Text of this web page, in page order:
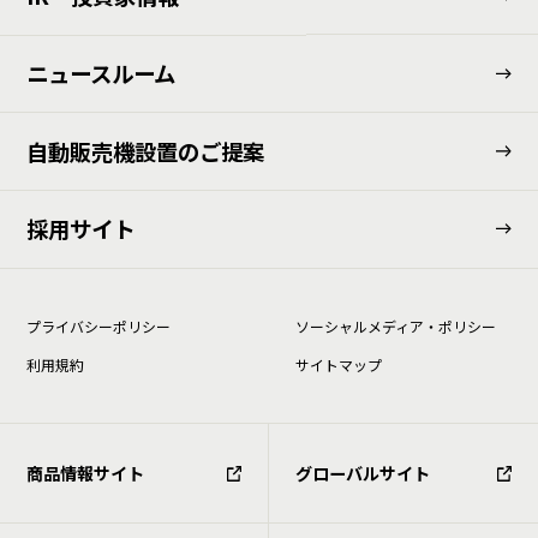
ニュースルーム
⾃動販売機設置のご提案
採用サイト
プライバシーポリシー
ソーシャルメディア・ポリシー
利⽤規約
サイトマップ
商品情報サイト グローバルサイト